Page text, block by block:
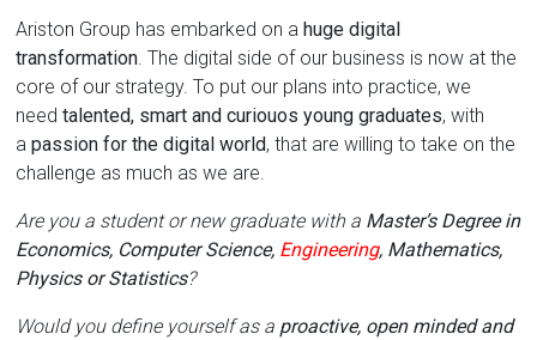
Ariston Group has embarked on a huge digital
transformation. The digital side of our business is now at the
core of our strategy. To put our plans into practice, we
needtalented, smart and curiouos young graduates, with
apassion for the digital world, that are willing to take on the
challenge as much as we are.
Are you a student or new graduate with a Master’s Degree in
Economics, Computer Science, Engineering, Mathematics,
Physics or Statistics?
Would you define yourself as a proactive, open minded and